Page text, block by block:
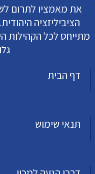
את מאמציו לתרום
הציביליזציה
מתייחס לכל הקהילות
דף הבית
תנאי שימוש